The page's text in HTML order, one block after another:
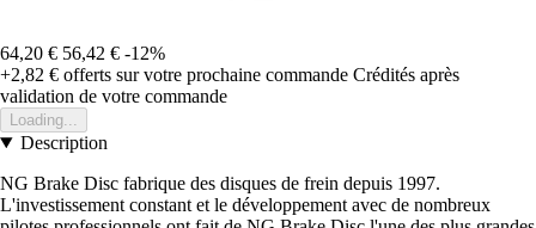
64,20 € 56,42 € -12%
+2,82 € offerts sur votre prochaine commande Crédités après
validation de votre commande
Loading...
Description
NG Brake Disc fabrique des disques de frein depuis 1997.
L'investissement constant et le développement avec de nombreux